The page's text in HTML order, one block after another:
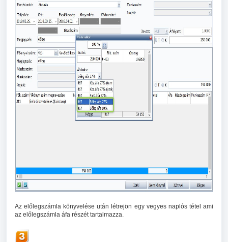
Az előlegszámla könyvelése után létrejön egy vegyes naplós tétel ami
az előlegszámla áfa részét tartalmazza.